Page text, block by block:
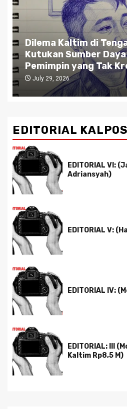
Dilema Kaltim di
Kutukan Sumber
Pemimpin yang Tak
July 29, 2026
EDITORIAL
EDITORIAL VI:
Adriansyah)
EDITORIAL V:
EDITORIAL IV:
EDITORIAL: III
Kaltim Rp8,5 M)